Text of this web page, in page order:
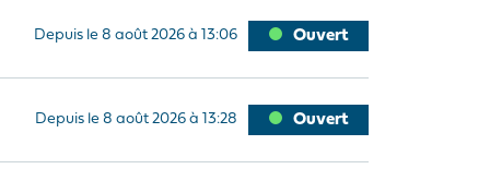
Depuis le 8 août 2026 à 13:06 Ouvert
Depuis le 8 août 2026 à 13:28 Ouvert